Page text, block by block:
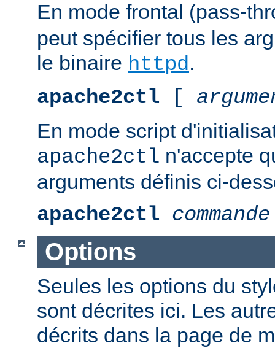
En mode frontal (pass-
peut spécifier tous les
le binaire httpd.
apache2ctl [
En mode script
apache2ctl n'accepte
arguments définis ci-
apache2ctl commande
Options
Seules les options du
sont décrites ici. Les
décrits dans la page de